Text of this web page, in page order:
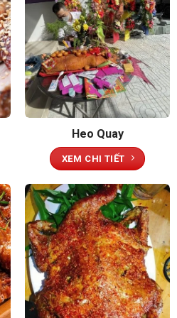
thịt đạt độ ẩm mịn tự nhiên.
vịt quay Vĩnh Phongchinh
khó tính.
cân bằng hương Việt
không gắt. Thịt thấm sâu
thanh, hậu vị ấm nồng. Khi
rõ “hương vị vịt quay độc đáo”
soát nhiệt độ và độ ẩm
da giòn đều, không cháy xém,
Giai đoạn nghỉ nhiệt sau
bố, cắn miếng đầu tiên là
nhiều khách đánh giá đây là
nhất” họ từng thử.
Heo Quay
XEM CHI TIẾT